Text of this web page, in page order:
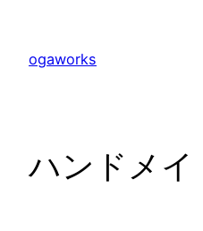
ogaworks
ハンドメ